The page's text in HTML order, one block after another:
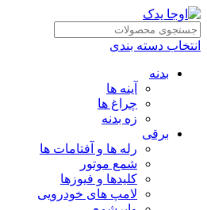
انتخاب دسته بندی
بدنه
آینه ها
چراغ ها
زه بدنه
برقی
رله ها و آفتامات ها
شمع موتور
کلیدها و فیوزها
لامپ های خودرویی